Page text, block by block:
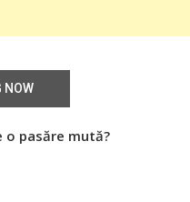
NOW
pasăre mută?